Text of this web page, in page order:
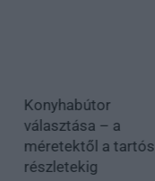
Konyhabútor
választása – a
méretektől a tartós
részletekig